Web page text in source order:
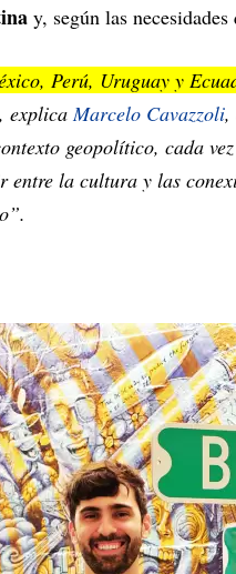
y, según las
Perú, Uruguay y
explicaMarcelo Cavazzoli,
geopolítico, cada
la cultura y las